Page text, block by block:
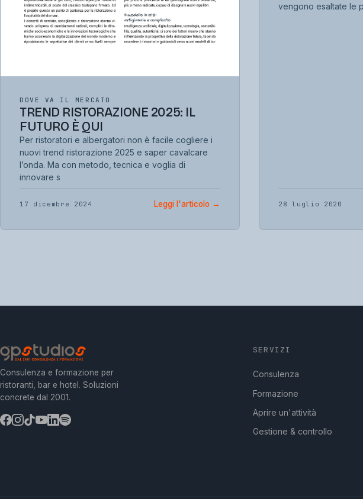
DOVE VA IL MERCATO
TREND RISTORAZIONE 2025: IL
FUTURO È QUI
Per ristoratori e albergatori non è facile cogliere i
nuovi trend ristorazione 2025 e saper cavalcare
l’onda. Ma con metodo, tecnica e voglia di
innovare s
17 dicembre 2024 Leggi l'articolo →
vengono esaltate le
28 luglio 2020
Consulenza e formazione per
ristoranti, bar e hotel. Soluzioni
concrete dal 2001.
SERVIZI
Consulenza
Formazione
Aprire un'attività
Gestione & controllo